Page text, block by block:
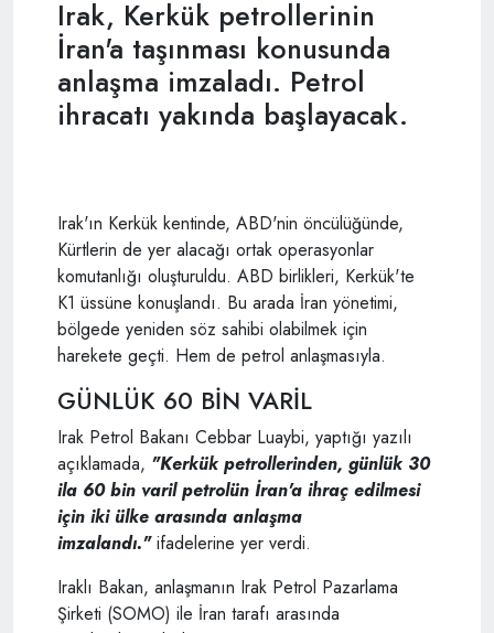
Irak, Kerkük petrollerinin
İran'a taşınması konusunda
anlaşma imzaladı. Petrol
ihracatı yakında başlayacak.
Irak'ın Kerkük kentinde, ABD'nin öncülüğünde,
Kürtlerin de yer alacağı ortak operasyonlar
komutanlığı oluşturuldu. ABD birlikleri, Kerkük'te
K1 üssüne konuşlandı. Bu arada İran yönetimi,
bölgede yeniden söz sahibi olabilmek için
harekete geçti. Hem de petrol anlaşmasıyla.
GÜNLÜK 60 BİN VARİL
Irak Petrol Bakanı Cebbar Luaybi, yaptığı yazılı
açıklamada, "Kerkük petrollerinden, günlük 30
ila 60 bin varil petrolün İran'a ihraç edilmesi
için iki ülke arasında anlaşma
imzalandı."ifadelerine yer verdi.
Iraklı Bakan, anlaşmanın Irak Petrol Pazarlama
Şirketi (SOMO) ile İran tarafı arasında